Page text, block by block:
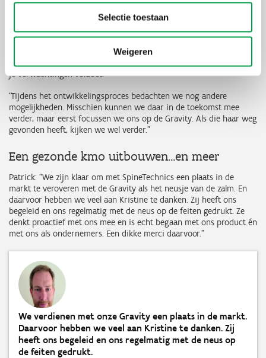
Selectie toestaan
Weigeren
laatste hoeken en kantjes bij. We verwachten dat we tegen de
tweede helft van 2023 onze bank op de markt kunnen brengen.”
Bart: “Ook in mijn praktijk gebruiken we de Gravity bank. Zo ervaar
ik tijdens de behandelingen zelf of er nog kan geoptimaliseerd
worden. Je wil toch dat jouw product tot in de kleinste details aan
je verwachtingen voldoet.”
“Tijdens het ontwikkelingsproces bedachten we nog andere
mogelijkheden. Misschien kunnen we daar in de toekomst mee
verder, maar eerst focussen we ons op de Gravity. Als die haar weg
gevonden heeft, kijken we wel verder.”
Een gezonde kmo uitbouwen…en meer
Patrick: “We zijn klaar om met SpineTechnics een plaats in de
markt te veroveren met de Gravity als het neusje van de zalm. En
daarvoor hebben we veel aan Kristine te danken. Zij heeft ons
begeleid en ons regelmatig met de neus op de feiten gedrukt. Ze
denkt proactief met ons mee en is echt begaan met ons product én
met ons als ondernemers. Een dikke merci daarvoor.”
We verdienen met onze Gravity een plaats in de markt.
Daarvoor hebben we veel aan Kristine te danken. Zij
heeft ons begeleid en ons regelmatig met de neus op
de feiten gedrukt.